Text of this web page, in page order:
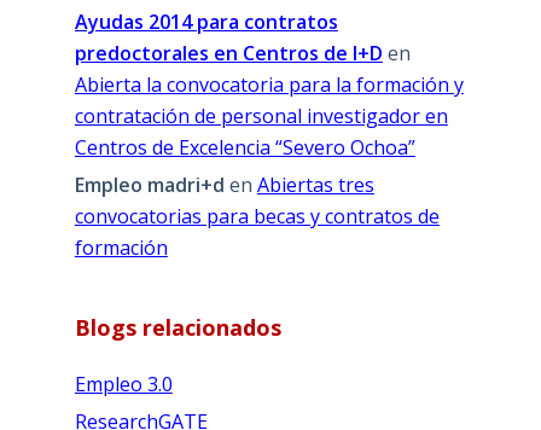
Ayudas 2014 para contratos
predoctorales en Centros de I+D en
Abierta la convocatoria para la formación y
contratación de personal investigador en
Centros de Excelencia “Severo Ochoa”
Empleo madri+d en Abiertas tres
convocatorias para becas y contratos de
formación
Blogs relacionados
Empleo 3.0
ResearchGATE